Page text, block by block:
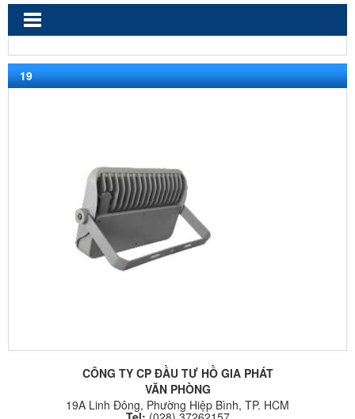
19
CÔNG TY CP ĐẦU TƯ HỒ GIA PHÁT
VĂN PHÒNG
19A Linh Đông, Phường Hiệp Bình, TP. HCM